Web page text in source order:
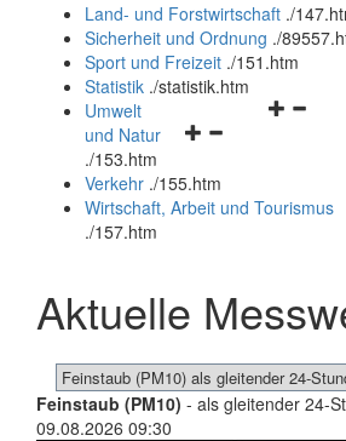
und
schließen
Land- und Forstwirtschaft ./
Sicherheit und Ordnung ./
Sport und Freizeit ./151.htm
Statistik ./statistik.htm
Navigationsmenü
und
schließen
Umwelt
und Natur
./153.htm
Verkehr ./155.htm
Wirtschaft, Arbeit und Tourismus
./157.htm
Aktuelle
Feinstaub (PM10) - als gleitender 24-
09.08.2026 09:30